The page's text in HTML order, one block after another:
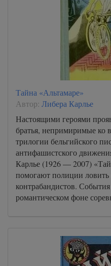
Тайна «Альтамаре»
Автор: Либера Карлье
Настоящими героями
братья, непримиримые ко
трилогии бельгийского
антифашистского
Карлье (1926 — 2007)
помогают полиции ловить
контрабандистов.
романтическом фоне